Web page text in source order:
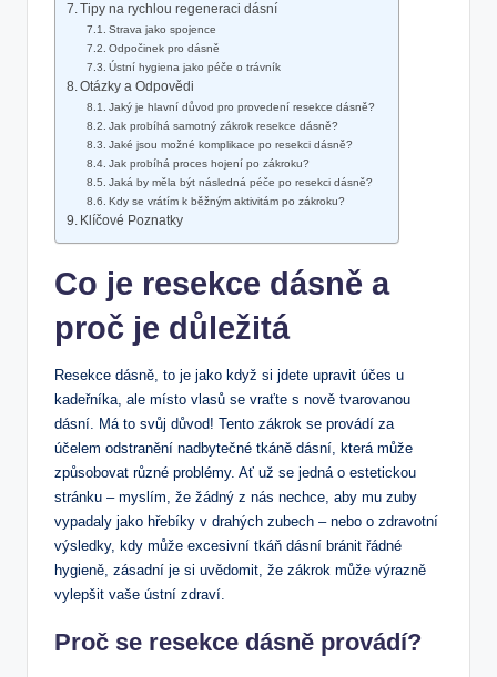
Tipy na rychlou regeneraci dásní
Strava jako spojence
Odpočinek pro dásně
Ústní hygiena jako péče o trávník
Otázky a Odpovědi
Jaký je hlavní důvod pro provedení resekce dásně?
Jak probíhá samotný zákrok resekce dásně?
Jaké jsou možné komplikace po resekci dásně?
Jak probíhá proces hojení po zákroku?
Jaká by měla být následná péče po resekci dásně?
Kdy se vrátím k běžným aktivitám po zákroku?
Klíčové Poznatky
Co je resekce dásně a
proč je důležitá
Resekce dásně, to je jako když si jdete upravit účes u
kadeřníka, ale místo vlasů se vraťte s nově tvarovanou
dásní. Má to svůj důvod! Tento zákrok se provádí za
účelem odstranění nadbytečné tkáně dásní, která může
způsobovat různé problémy. Ať už se jedná o estetickou
stránku – myslím, že žádný z nás nechce, aby mu zuby
vypadaly jako hřebíky v drahých zubech – nebo o zdravotní
výsledky, kdy může excesivní tkáň dásní bránit řádné
hygieně, zásadní je si uvědomit, že zákrok může výrazně
vylepšit vaše ústní zdraví.
Proč se resekce dásně provádí?